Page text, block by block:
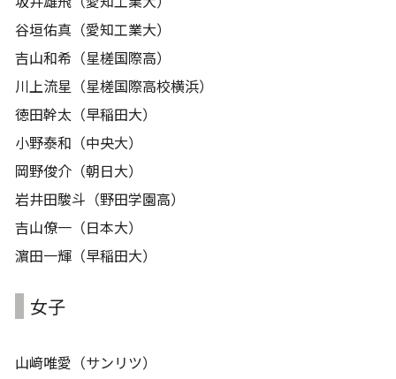
谷垣佑真（愛知工業大）
吉山和希（星槎国際高）
川上流星（星槎国際高校横浜）
徳田幹太（早稲田大）
小野泰和（中央大）
岡野俊介（朝日大）
岩井田駿斗（野田学園高）
吉山僚一（日本大）
濵田一輝（早稲田大）
女子
山﨑唯愛（サンリツ）